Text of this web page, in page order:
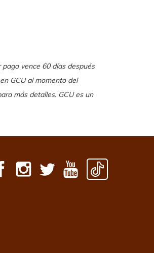
vence 60 días después
GCU al momento del
más detalles. GCU es un